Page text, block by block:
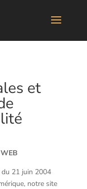
et
21 juin 2004
notre site